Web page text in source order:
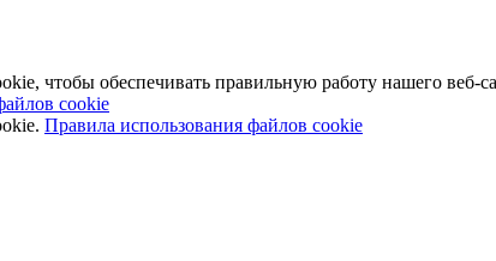
чтобы обеспечивать правильную работу нашего веб-
cookie
Правила использования файлов cookie